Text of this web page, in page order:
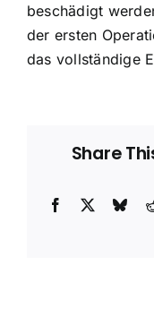
beschädigt
der ersten
das vollständige
Share
Facebook